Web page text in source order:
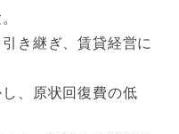
き継ぎ、賃貸経営に
、原状回復費の低